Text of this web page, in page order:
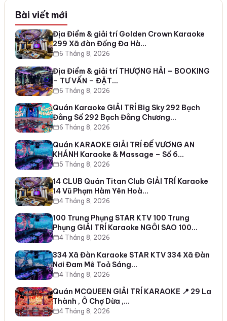
Bài viết mới
Địa Điểm & giải trí Golden Crown Karaoke
299 Xã đàn Đống Đa Hà…
6 Tháng 8, 2026
Địa Điểm & giải trí THƯỢNG HẢI – BOOKING
– TƯ VẤN – ĐẶT…
6 Tháng 8, 2026
Quán Karaoke GIẢI TRÍ Big Sky 292 Bạch
Đằng Số 292 Bạch Đằng Chương…
6 Tháng 8, 2026
Quán KARAOKE GIẢI TRÍ ĐẾ VƯƠNG AN
KHÁNH Karaoke & Massage – Số 6…
5 Tháng 8, 2026
14 CLUB Quán Titan Club GIẢI TRÍ Karaoke
14 Vũ Phạm Hàm Yên Hoà…
4 Tháng 8, 2026
100 Trung Phụng STAR KTV 100 Trung
Phụng GIẢI TRÍ Karaoke NGÔI SAO 100…
4 Tháng 8, 2026
334 Xã Đàn Karaoke STAR KTV 334 Xã Đàn
Nơi Đam Mê Toả Sáng…
4 Tháng 8, 2026
Quán MCQUEEN GIẢI TRÍ KARAOKE 📍 29 La
Thành , Ô Chợ Dừa ,…
4 Tháng 8, 2026